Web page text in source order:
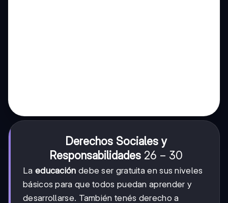
Derechos Sociales y
Responsabilidades 26-
30
26 − 30
La educación debe ser gratuita en sus niveles
básicos para que todos puedan aprender y
desarrollarse. También tenés derecho a